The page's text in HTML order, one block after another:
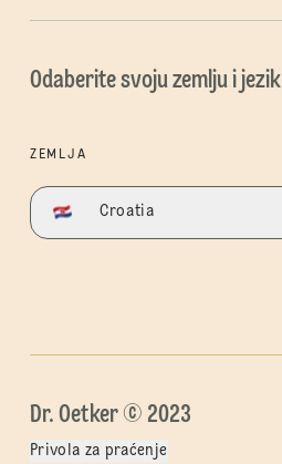
Odaberite svoju zemlju i jezik
ZEMLJA
Croatia
Dr. Oetker © 2023
Privola za praćenje